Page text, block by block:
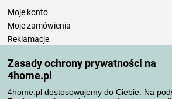
Zasady ochrony prywatności na
4home.pl
4home.pl dostosowujemy do Ciebie. Na
Moje konto
Moje zamówienia
Reklamacje
Zasady przetwarzania recenzji